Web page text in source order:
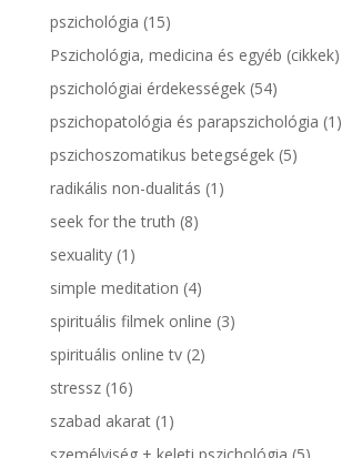
pszichológia (15)
Pszichológia, medicina és egyéb (cikkek)
pszichológiai érdekességek(54)
pszichopatológia és parapszichológia (1)
pszichoszomatikus betegségek(5)
radikális non-dualitás (1)
seek for the truth (8)
sexuality(1)
simple meditation (4)
spirituális filmek online (3)
spirituális online tv(2)
stressz(16)
szabad akarat(1)